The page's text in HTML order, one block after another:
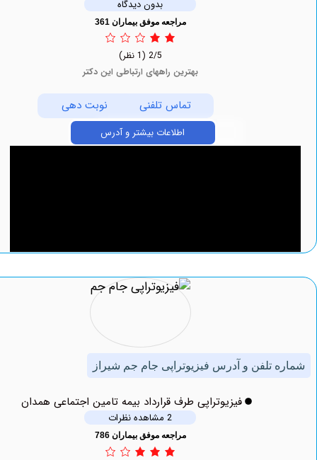
بدون دیدگاه
مراجعه موفق بیماران 361
بهترین راههای ارتباطی این دکتر
تماس تلفنی نوبت دهی
اطلاعات بیشتر و آدرس
تلفن و آدرس فیزیوتراپی جام جم شیراز
فیزیوتراپی طرف قرارداد بیمه تامین اجتماعی همدان
مراجعه موفق بیماران 786